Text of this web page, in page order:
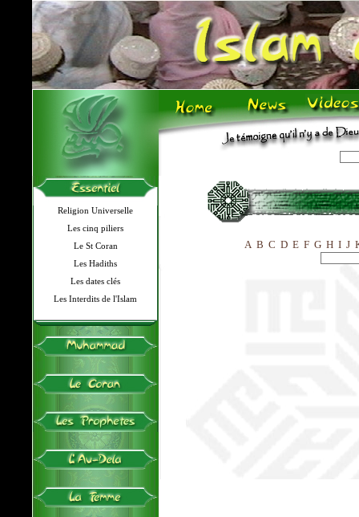
Religion Universelle
Les cinq piliers
Le St Coran
Les Hadiths
Les dates clés
Les Interdits de l'Islam
A B C D E F G H I J